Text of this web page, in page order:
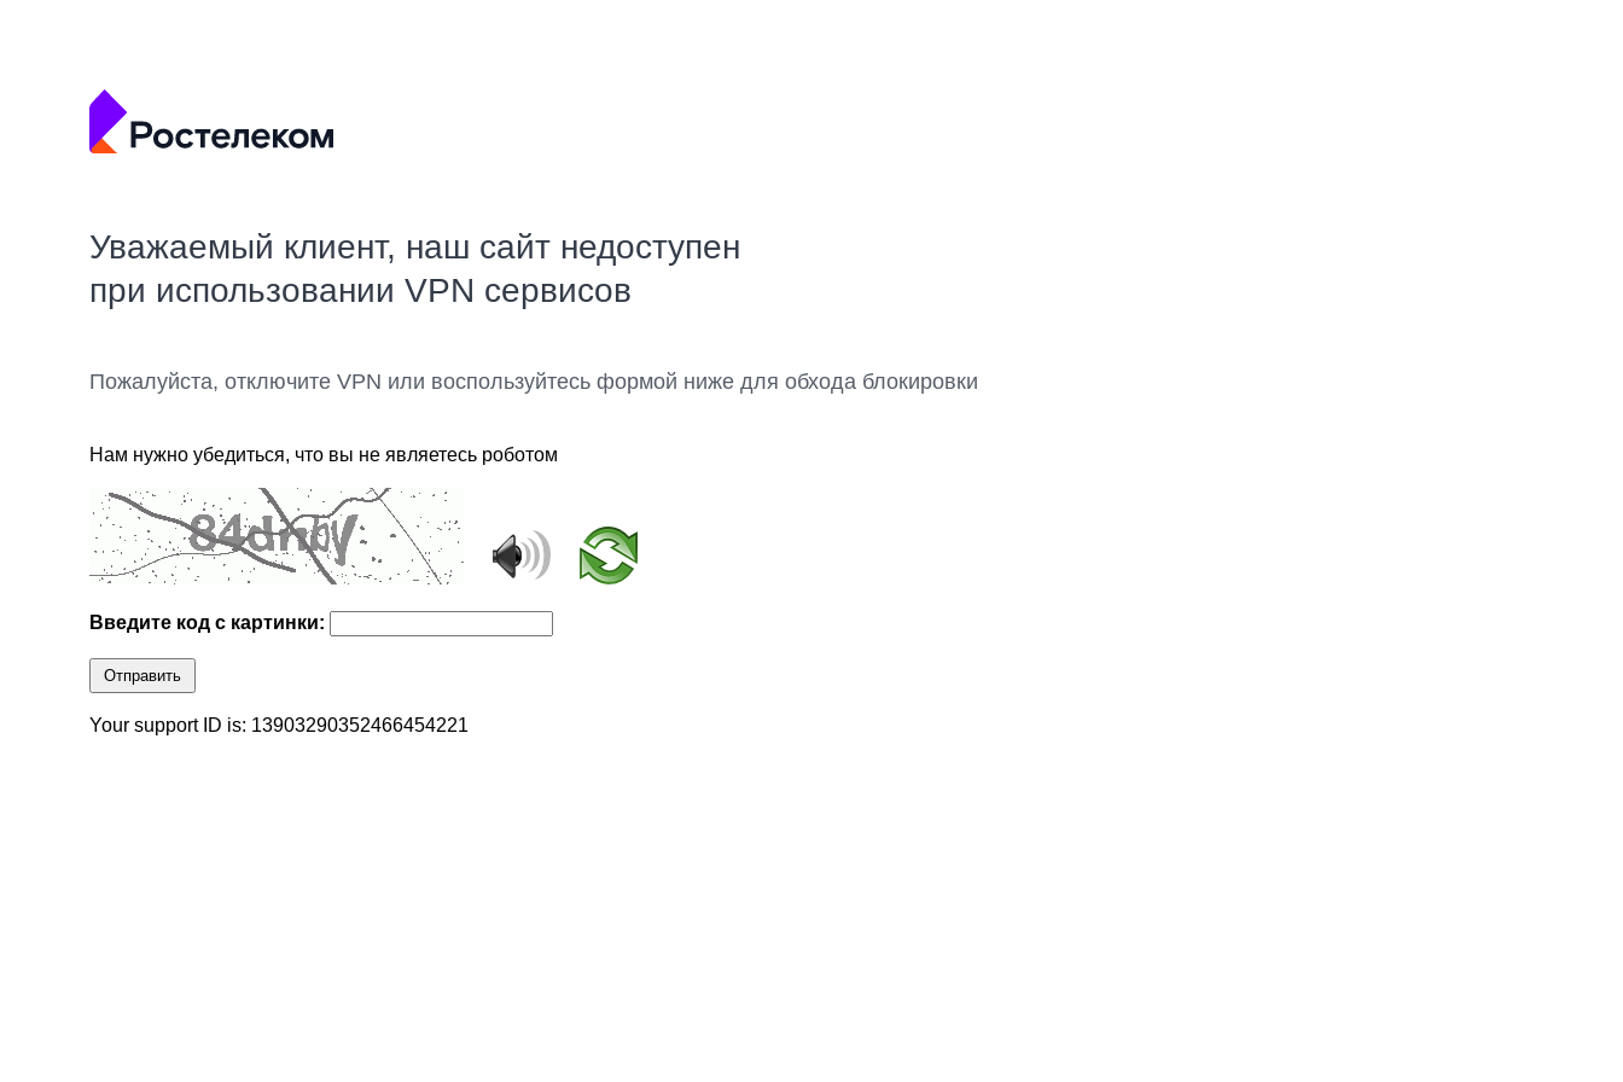
Уважаемый клиент, наш сайт недоступен
при использовании VPN сервисов
Пожалуйста, отключите VPN или воспользуйтесь формой ниже для обхода блокировки
Нам нужно убедиться, что вы не являетесь роботом
Введите код с картинки:
Отправить
Your support ID is: 13903290352466454221